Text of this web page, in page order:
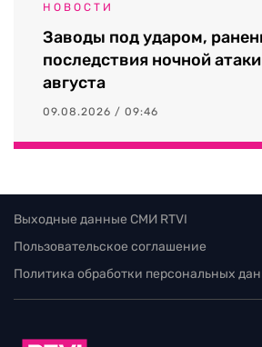
НОВОСТИ
Заводы под ударом,
последствия ночной
августа
09.08.2026 / 09:46
Выходные данные СМИ RTVI
Пользовательское соглашение
Политика обработки персональных